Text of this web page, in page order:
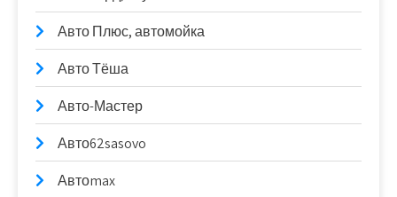
Авто Плюс, автомойка
Авто Тёша
Авто-Мастер
Авто62sasovo
Автоmax